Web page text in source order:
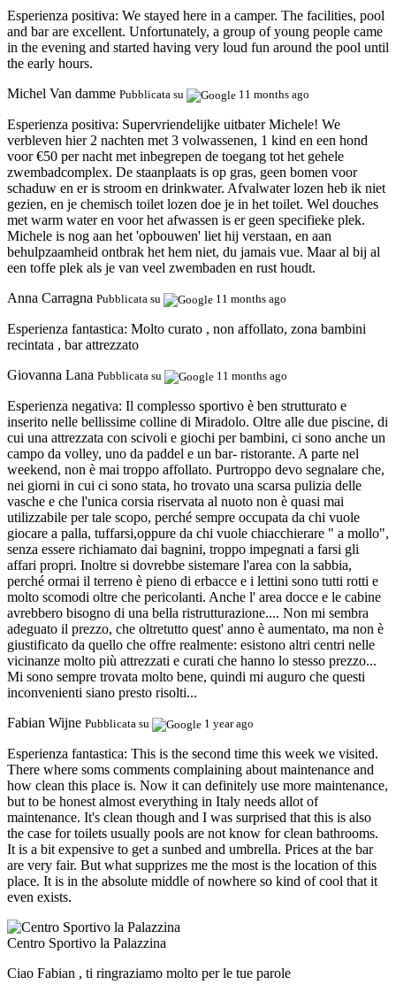
Esperienza positiva: We stayed here in a camper. The facilities, pool
and bar are excellent. Unfortunately, a group of young people came
in the evening and started having very loud fun around the pool until
the early hours.
Michel Van damme Pubblicata su 11 months ago
Esperienza positiva: Supervriendelijke uitbater Michele! We
verbleven hier 2 nachten met 3 volwassenen, 1 kind en een hond
voor €50 per nacht met inbegrepen de toegang tot het gehele
zwembadcomplex. De staanplaats is op gras, geen bomen voor
schaduw en er is stroom en drinkwater. Afvalwater lozen heb ik niet
gezien, en je chemisch toilet lozen doe je in het toilet. Wel douches
met warm water en voor het afwassen is er geen specifieke plek.
Michele is nog aan het 'opbouwen' liet hij verstaan, en aan
behulpzaamheid ontbrak het hem niet, du jamais vue. Maar al bij al
een toffe plek als je van veel zwembaden en rust houdt.
Anna Carragna Pubblicata su 11 months ago
Esperienza fantastica: Molto curato , non affollato, zona bambini
recintata , bar attrezzato
Giovanna Lana Pubblicata su 11 months ago
Esperienza negativa: Il complesso sportivo è ben strutturato e
inserito nelle bellissime colline di Miradolo. Oltre alle due piscine, di
cui una attrezzata con scivoli e giochi per bambini, ci sono anche un
campo da volley, uno da paddel e un bar- ristorante. A parte nel
weekend, non è mai troppo affollato. Purtroppo devo segnalare che,
nei giorni in cui ci sono stata, ho trovato una scarsa pulizia delle
vasche e che l'unica corsia riservata al nuoto non è quasi mai
utilizzabile per tale scopo, perché sempre occupata da chi vuole
giocare a palla, tuffarsi,oppure da chi vuole chiacchierare " a mollo",
senza essere richiamato dai bagnini, troppo impegnati a farsi gli
affari propri. Inoltre si dovrebbe sistemare l'area con la sabbia,
perché ormai il terreno è pieno di erbacce e i lettini sono tutti rotti e
molto scomodi oltre che pericolanti. Anche l' area docce e le cabine
avrebbero bisogno di una bella ristrutturazione.... Non mi sembra
adeguato il prezzo, che oltretutto quest' anno è aumentato, ma non è
giustificato da quello che offre realmente: esistono altri centri nelle
vicinanze molto più attrezzati e curati che hanno lo stesso prezzo...
Mi sono sempre trovata molto bene, quindi mi auguro che questi
inconvenienti siano presto risolti...
Fabian Wijne Pubblicata su 1 year ago
Esperienza fantastica: This is the second time this week we visited.
There where soms comments complaining about maintenance and
how clean this place is. Now it can definitely use more maintenance,
but to be honest almost everything in Italy needs allot of
maintenance. It's clean though and I was surprised that this is also
the case for toilets usually pools are not know for clean bathrooms.
It is a bit expensive to get a sunbed and umbrella. Prices at the bar
are very fair. But what supprizes me the most is the location of this
place. It is in the absolute middle of nowhere so kind of cool that it
even exists.
Centro Sportivo la Palazzina
Ciao Fabian , ti ringraziamo molto per le tue parole